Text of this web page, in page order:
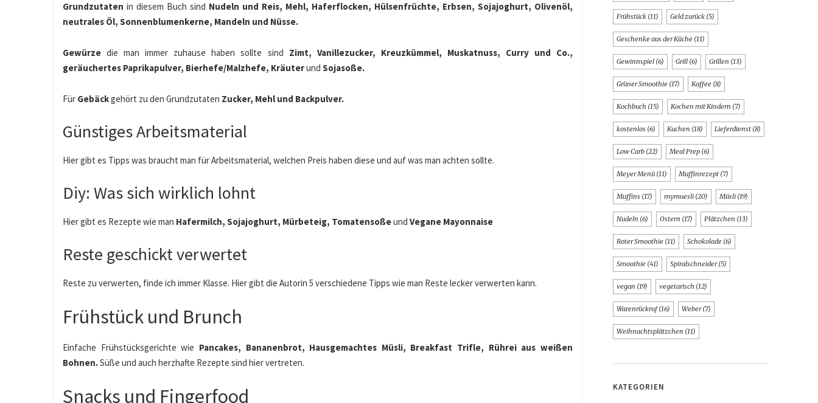
Grundzutaten in diesem Buch sind Nudeln und Reis, Mehl, Haferflocken, Hülsenfrüchte, Erbsen, Sojajoghurt, Olivenöl,
neutrales Öl, Sonnenblumenkerne, Mandeln und Nüsse.
Gewürze die man immer zuhause haben sollte sind Zimt, Vanillezucker, Kreuzkümmel, Muskatnuss, Curry und Co.,
geräuchertes Paprikapulver, Bierhefe/Malzhefe, Kräuterund Sojasoße.
Für Gebäckgehört zu den Grundzutaten Zucker, Mehl und Backpulver.
Günstiges Arbeitsmaterial
Hier gibt es Tipps was braucht man für Arbeitsmaterial, welchen Preis haben diese und auf was man achten sollte.
Diy: Was sich wirklich lohnt
Hier gibt es Rezepte wie man Hafermilch, Sojajoghurt, Mürbeteig, Tomatensoßeund Vegane Mayonnaise
Reste geschickt verwertet
Reste zu verwerten, finde ich immer Klasse. Hier gibt die Autorin 5 verschiedene Tipps wie man Reste lecker verwerten kann.
Frühstück und Brunch
Einfache Frühstücksgerichte wie Pancakes, Bananenbrot, Hausgemachtes Müsli, Breakfast Trifle, Rührei ausweißen
Bohnen.Süße und auch herzhafte Rezepte sind hier vertreten.
Snacks und Fingerfood
Frühstück (11) Geld zurück (5)
Geschenke aus der Küche (11)
Gewinnspiel (6) Grill (6) Grillen (13)
Grüner Smoothie (17) Kaffee (8)
Kochbuch (15) Kochen mit Kindern (7)
kostenlos (6) Kuchen (18) Lieferdienst (8)
Low Carb (22) Meal Prep (6)
Meyer Menü (11) Muffinrezept (7)
Muffins (17) mymuesli (20) Müsli (19)
Nudeln (6) Ostern (17) Plätzchen (13)
Roter Smoothie (11) Schokolade (6)
Smoothie (41) Spiralschneider(5)
vegan (19) vegetarisch (12)
Warenrückruf(16) Weber(7)
Weihnachtsplätzchen (11)
KATEGORIEN